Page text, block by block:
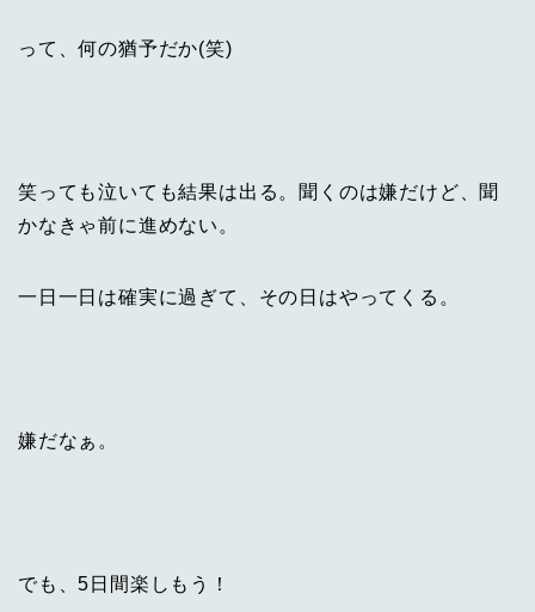
って、何の猶予だか(笑)
笑っても泣いても結果は出る。聞くのは嫌だけど、聞
かなきゃ前に進めない。
一日一日は確実に過ぎて、その日はやってくる。
嫌だなぁ。
でも、5日間楽しもう！